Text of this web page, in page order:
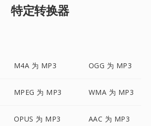
特定转换器
M4A 为 MP3 OGG 为 MP3
MPEG 为 MP3 WMA 为 MP3
OPUS 为 MP3 AAC 为 MP3